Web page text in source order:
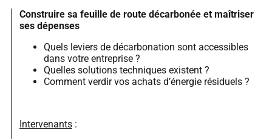
Construire sa feuille de route décarbonée et maîtriser
ses dépenses
Quels leviers de décarbonation sont accessibles
dans votre entreprise ?
Quelles solutions techniques existent ?
Comment verdir vos achats d’énergie résiduels ?
Intervenants :